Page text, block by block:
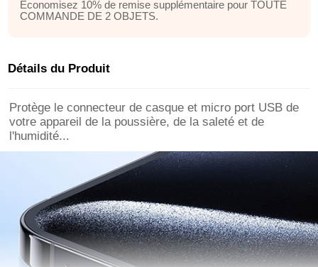
Economisez 10% de remise supplémentaire pour TOUTE
COMMANDE DE 2 OBJETS.
Détails du Produit
Protège le connecteur de casque et micro port USB de
votre appareil de la poussière, de la saleté et de
l'humidité...